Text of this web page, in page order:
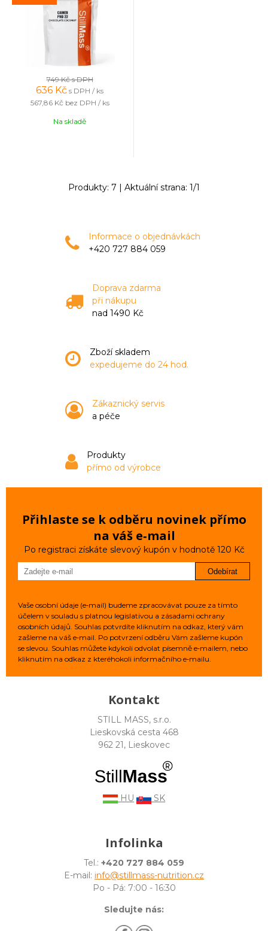
749 Kčs DPH
636 Kč s DPH / ks
567,86 Kč bez DPH / ks
Na skladě
Produkty: 7 | Aktuální strana: 1/1
Informace o objednávkách
+420 727 884 059
Doprava zdarma
při nákupu
nad 1490 Kč
Zboží skladem
expedujeme do 24 hod.
Zákaznický servis
a péče
Produkty
přímo od výrobce
Přihlaste se k odběru novinek přímo
na váš e‑mail
Po registraci získáte slevový kupón v hodnotě 120 Kč
Odebírat
Vaše osobní údaje (e‑mail) budeme zpracovávat pouze za tímto
účelem v souladu s platnou legislativou a zásadami ochrany
osobních údajů. Souhlas potvrdíte kliknutím na odkaz, který vám
zašleme na váš e‑mail. Po potvrzení odběru Vám zašleme kupón
se slevou. Souhlas můžete kdykoli odvolat písemně e‑mailem, nebo
kliknutím na odkaz z kteréhokoli informačního e‑mailu.
Kontakt
STILL MASS, s.r.o.
Lieskovská cesta 468
962 21, Lieskovec
HU SK
Infolinka
Tel.: +420 727 884 059
E-mail: info@stillmass-nutrition.cz
Po - Pá: 7:00 - 16:30
Sledujte nás: